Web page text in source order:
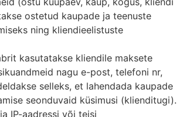
ostetud kaupade ja teenuste
ning kliendieelistuste
kasutatakse kliendile maksete
nagu e-post, telefoni nr,
selleks, et lahendada kaupade
seonduvaid küsimusi (klienditugi).
IP-aadressi või teisi